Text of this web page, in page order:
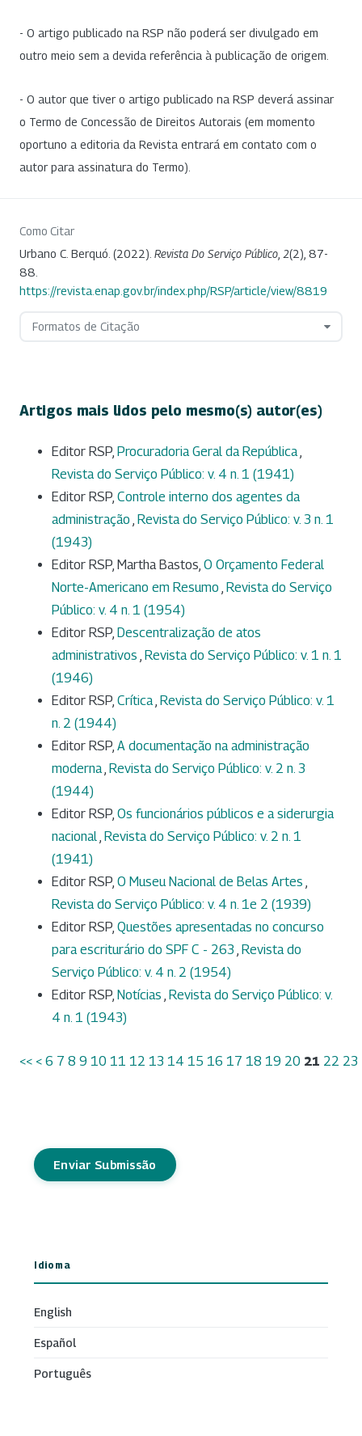
- O artigo publicado na RSP não poderá ser divulgado em
outro meio sem a devida referência à publicação de origem.
- O autor que tiver o artigo publicado na RSP deverá assinar
o Termo de Concessão de Direitos Autorais (em momento
oportuno a editoria da Revista entrará em contato com o
autor para assinatura do Termo).
Como Citar
Urbano C. Berquó. (2022). Revista Do Serviço Público 2(2), 87-
88.
https://revista.enap.gov.br/index.php/RSP/article/view/8819
Formatos de Citação
Artigos mais lidos pelo mesmo(s) autor(es)
Editor RSP, Procuradoria Geral da República,
Revista do Serviço Público: v. 4 n. 1 (1941)
Editor RSP, Controle interno dos agentes da
administração , Revista do Serviço Público: v. 3 n. 1
(1943)
Editor RSP, Martha Bastos, O Orçamento Federal
Norte-Americano em Resumo , Revista do Serviço
Público: v. 4 n. 1 (1954)
Editor RSP, Descentralização de atos
administrativos , Revista do Serviço Público: v. 1 n. 1
(1946)
Editor RSP, Crítica, Revista do Serviço Público: v. 1
n. 2 (1944)
Editor RSP, A documentação na administração
moderna, Revista do Serviço Público: v. 2 n. 3
(1944)
Editor RSP, Os funcionários públicos e a siderurgia
nacional, Revista do Serviço Público: v. 2 n. 1
(1941)
Editor RSP, O Museu Nacional de Belas Artes ,
Revista do Serviço Público: v. 4 n. 1e 2 (1939)
Editor RSP, Questões apresentadas no concurso
para escriturário do SPF C - 263 , Revista do
Serviço Público: v. 4 n. 2 (1954)
Editor RSP, Notícias , Revista do Serviço Público: v.
4 n. 1 (1943)
<< < 6 7 8 9 10 11 12 13 14 15 16 17 18 19 20 21 22 23
Enviar Submissão
Idioma
English
Español
Português